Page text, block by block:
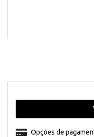
Opções de